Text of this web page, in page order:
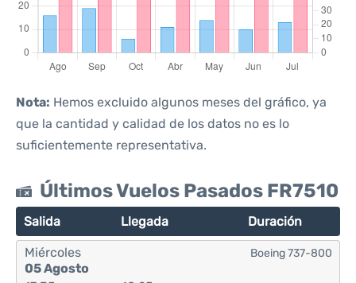
Nota: Hemos excluido algunos meses del gráfico, ya
que la cantidad y calidad de los datos no es lo
suficientemente representativa.
Últimos Vuelos Pasados FR7510
Salida Llegada Duración
Miércoles
05 Agosto
Boeing 737-800